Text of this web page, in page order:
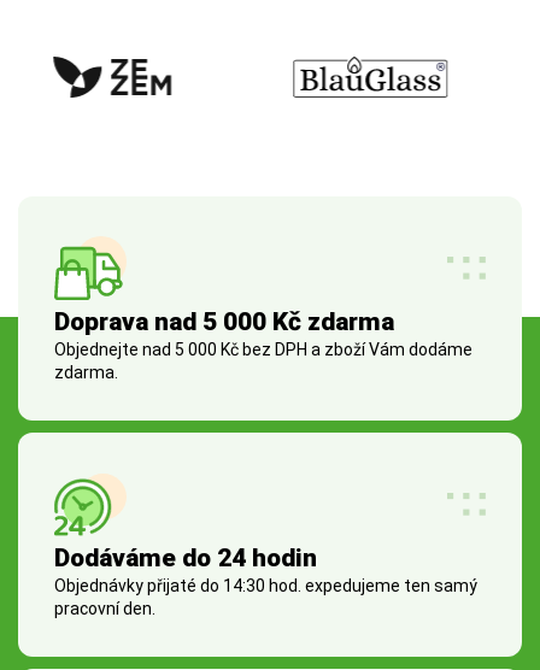
Doprava nad 5 000 Kč zdarma
Objednejte nad 5 000 Kč bez DPH a zboží Vám dodáme
zdarma.
Dodáváme do 24 hodin
Objednávky přijaté do 14:30 hod. expedujeme ten samý
pracovní den.